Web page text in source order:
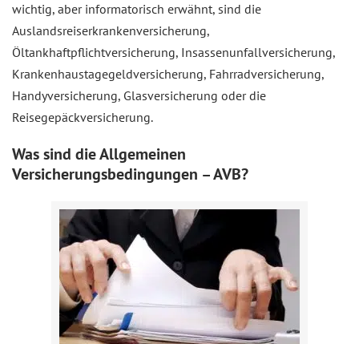
wichtig, aber informatorisch erwähnt, sind die
Auslandsreiserkrankenversicherung,
Öltankhaftpflichtversicherung, Insassenunfallversicherung,
Krankenhaustagegeldversicherung, Fahrradversicherung,
Handyversicherung, Glasversicherung oder die
Reisegepäckversicherung.
Was sind die Allgemeinen
Versicherungsbedingungen – AVB?